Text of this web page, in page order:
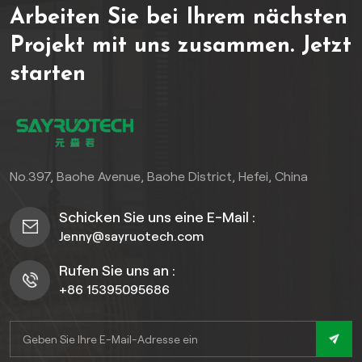
höchste Ansprüche stellen.
Arbeiten Sie bei Ihrem nächsten
Projekt mit uns zusammen. Jetzt
starten
No.397, Baohe Avenue, Baohe District, Hefei, China
Schicken Sie uns eine E-Mail :
Jenny@sayruotech.com
Rufen Sie uns an :
+86 15395095686